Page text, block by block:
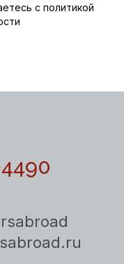
c политикой